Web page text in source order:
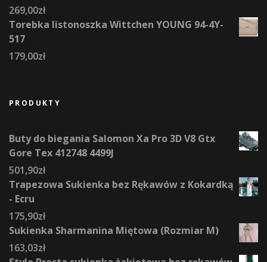
269,00zł
Torebka listonoszka Wittchen YOUNG 94-4Y-
517
179,00zł
PRODUKTY
Buty do biegania Salomon Xa Pro 3D V8 Gtx
Gore Tex 412748 4499J
501,90zł
Trapezowa Sukienka bez Rękawów z Kokardką
- Ecru
175,90zł
Sukienka Sharmanina Miętowa (Rozmiar M)
163,03zł